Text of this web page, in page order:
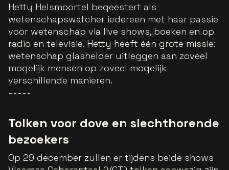
Hetty Helsmoortel begeestert als
wetenschapswatcher iedereen met haar passie
voor wetenschap via live shows, boeken en op
radio en televisie. Hetty heeft één grote missie:
wetenschap glashelder uitleggen aan zoveel
mogelijk mensen op zoveel mogelijk
verschillende manieren.
-----
Tolken voor dove en slechthorende
bezoekers
Op 29 december zullen er tijdens beide shows